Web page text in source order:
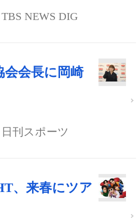
TBS NEWS DIG
会会長に岡崎
日刊スポーツ
、来春にツア